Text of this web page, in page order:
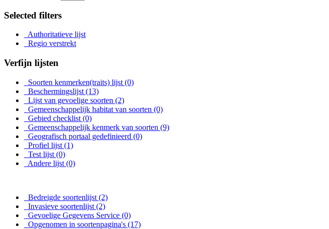
Selected filters
Authoritatieve lijst
Regio verstrekt
Verfijn lijsten
Soorten kenmerken(traits) lijst (0)
Beschermingslijst (13)
Lijst van gevoelige soorten (2)
Gemeenschappelijk habitat van soorten (0)
Gebied checklist (0)
Gemeenschappelijk kenmerk van soorten (9)
Geografisch portaal gedefinieerd (0)
Profiel lijst (1)
Test lijst (0)
Andere lijst (0)
Bedreigde soortenlijst (2)
Invasieve soortenlijst (2)
Gevoelige Gegevens Service (0)
Opgenomen in soortenpagina's (17)